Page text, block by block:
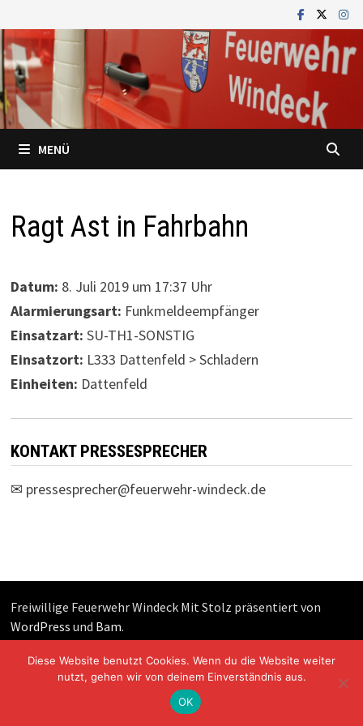
Inhalt
springen
MENÜ
Ragt Ast in Fahrbahn
Datum: 8. Juli 2019 um 17:37 Uhr
Alarmierungsart: Funkmeldeempfänger
Einsatzart: SU-TH1-SONSTIG
Einsatzort: L333 Dattenfeld > Schladern
Einheiten: Dattenfeld
KONTAKT PRESSESPRECHER
✉ pressesprecher@feuerwehr-windeck.de
Freiwillige Feuerwehr Windeck Mit Stolz präsentiert von
WordPress und Bam.
Diese Website benutzt Cookies. Wenn du die Website weiter
nutzt, gehen wir von deinem Einverständnis aus.
OK